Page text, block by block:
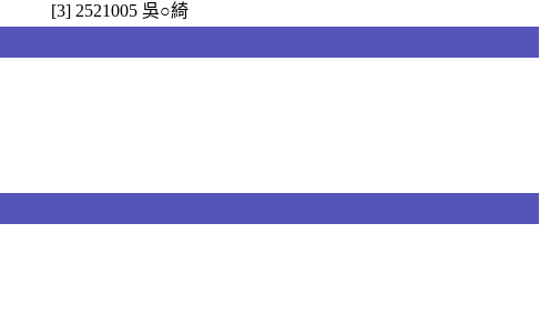
[3] 2521005 吳○綺